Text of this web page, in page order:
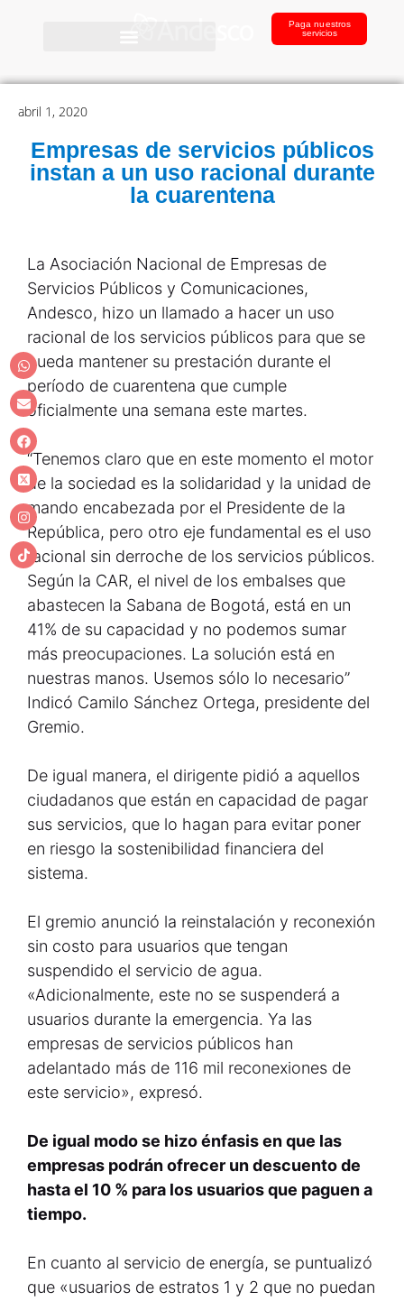
Paga nuestros
servicios
abril 1, 2020
Empresas de servicios públicos
instan a un uso racional durante
la cuarentena
La Asociación Nacional de Empresas de
Servicios Públicos y Comunicaciones,
Andesco, hizo un llamado a hacer un uso
racional de los servicios públicos para que se
pueda mantener su prestación durante el
período de cuarentena que cumple
oficialmente una semana este martes.
“Tenemos claro que en este momento el motor
de la sociedad es la solidaridad y la unidad de
mando encabezada por el Presidente de la
República, pero otro eje fundamental es el uso
racional sin derroche de los servicios públicos.
Según la CAR, el nivel de los embalses que
abastecen la Sabana de Bogotá, está en un
41% de su capacidad y no podemos sumar
más preocupaciones. La solución está en
nuestras manos. Usemos sólo lo necesario”
Indicó Camilo Sánchez Ortega, presidente del
Gremio.
De igual manera, el dirigente pidió a aquellos
ciudadanos que están en capacidad de pagar
sus servicios, que lo hagan para evitar poner
en riesgo la sostenibilidad financiera del
sistema.
El gremio anunció la reinstalación y reconexión
sin costo para usuarios que tengan
suspendido el servicio de agua.
«Adicionalmente, este no se suspenderá a
usuarios durante la emergencia. Ya las
empresas de servicios públicos han
adelantado más de 116 mil reconexiones de
este servicio», expresó.
De igual modo se hizo énfasis en que las
empresas podrán ofrecer un descuento de
hasta el 10 % para los usuarios que paguen a
tiempo.
En cuanto al servicio de energía, se puntualizó
que «usuarios de estratos 1 y 2 que no puedan